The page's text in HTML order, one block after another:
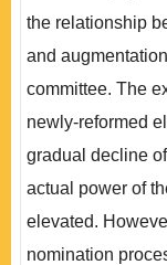
the relationship
and
committee. The
newly-reformed
gradual decline
actual power of
elevated.
nomination